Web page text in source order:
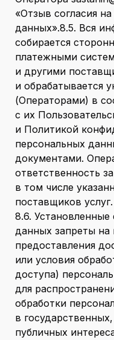
«Отзыв согласия
данных».8.5. Вся
собирается
платежными
и другими
и обрабатывается
(Операторами) в
с их
и Политикой
персональных
документами.
ответственность
в том числе
поставщиков услуг.
8.6.
данных запреты на
предоставления
или условия
доступа)
для
обработки
в
публичных